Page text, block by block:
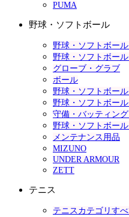
PUMA
野球・ソフトボール
野球・ソフトボー
野球・ソフトボー
グローブ・グラブ
ボール
野球・ソフトボー
野球・ソフトボー
守備・バッティン
野球・ソフトボー
メンテナンス用品
MIZUNO
UNDER ARMOUR
ZETT
テニス
テニスカテゴリす